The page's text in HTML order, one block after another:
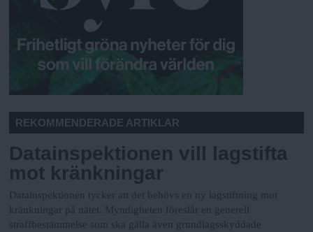
REKOMMENDERADE ARTIKLAR
Datainspektionen vill lagstifta
mot kränkningar
Datainspektionen tycker att det behövs en ny lagstiftning mot
kränkningar på nätet. Myndigheten föreslår en generell
straffbestämmelse som ska gälla även grundlagsskyddade